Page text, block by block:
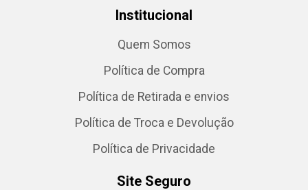
Institucional
Quem Somos
Política de Compra
Política de Retirada e envios
Política de Troca e Devolução
Política de Privacidade
Site Seguro